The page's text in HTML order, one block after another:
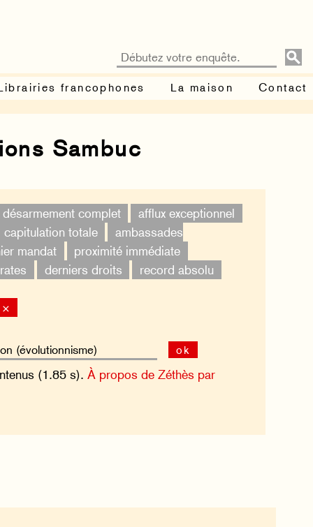
francophones La maison Contact
Sambuc
désarmement complet
afflux exceptionnel
capitulation totale
ambassades
mandat
proximité immédiate
derniers droits
record absolu
×
ok
(1.85 s). À propos de Zéthès par